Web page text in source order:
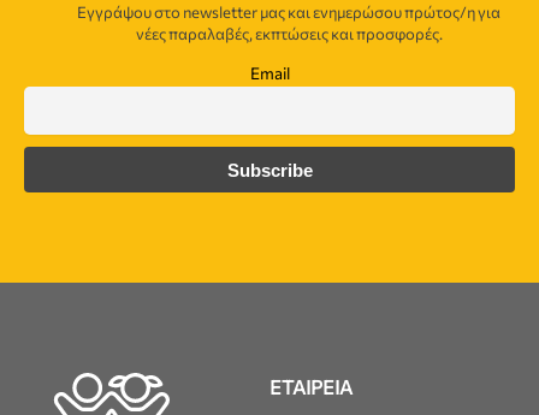
Εγγράψου στο newsletter μας και ενημερώσου πρώτος/η για
νέες παραλαβές, εκπτώσεις και προσφορές.
Email
ΕΤΑΙΡΕΙΑ